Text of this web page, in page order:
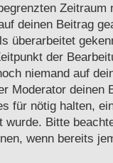
Zeitraum
deinen Beitrag
überarbeitet
der
niemand auf
Moderator deinen
für nötig halten,
wurde. Bitte
wenn bereits